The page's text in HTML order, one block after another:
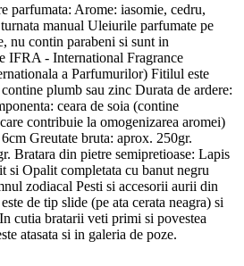
parfumata: Arome: iasomie, cedru,
manual Uleiurile parfumate pe
nu contin parabeni si sunt in
IFRA - International Fragrance
a Parfumurilor) Fitilul este
plumb sau zinc Durata de ardere:
ceara de soia (contine
contribuie la omogenizarea aromei)
Greutate bruta: aprox. 250gr.
Bratara din pietre semipretioase: Lapis
si Opalit completata cu banut negru
zodiacal Pesti si accesorii aurii din
de tip slide (pe ata cerata neagra) si
cutia bratarii veti primi si povestea
atasata si in galeria de poze.